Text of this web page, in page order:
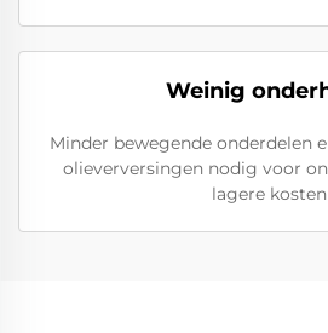
Weinig
Minder bewegende onderdelen
olieverversingen nodig voor
lagere